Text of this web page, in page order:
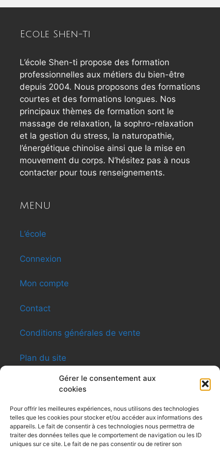
Gérer le consentement aux
cookies
Pour offrir les meilleures expériences, nous utilisons des technologies
telles que les cookies pour stocker et/ou accéder aux informations des
appareils. Le fait de consentir à ces technologies nous permettra de
traiter des données telles que le comportement de navigation ou les ID
uniques sur ce site. Le fait de ne pas consentir ou de retirer son
Ecole Shen-ti
L’école Shen-ti propose des formation
professionnelles aux métiers du bien-être
depuis 2004. Nous proposons des formations
courtes et des formations longues. Nos
principaux thèmes de formation sont le
massage de relaxation, la sophro-relaxation
et la gestion du stress, la naturopathie,
l’énergétique chinoise ainsi que la mise en
mouvement du corps. N’hésitez pas à nous
contacter pour tous renseignements.
MENU
L’école
Connexion
Mon compte
Contact
Conditions générales de vente
Plan du site
INFORMATIONS
Shen-ti Caldas Formation
8, rue du Général Giraud – Apt12 – 31200
Toulouse